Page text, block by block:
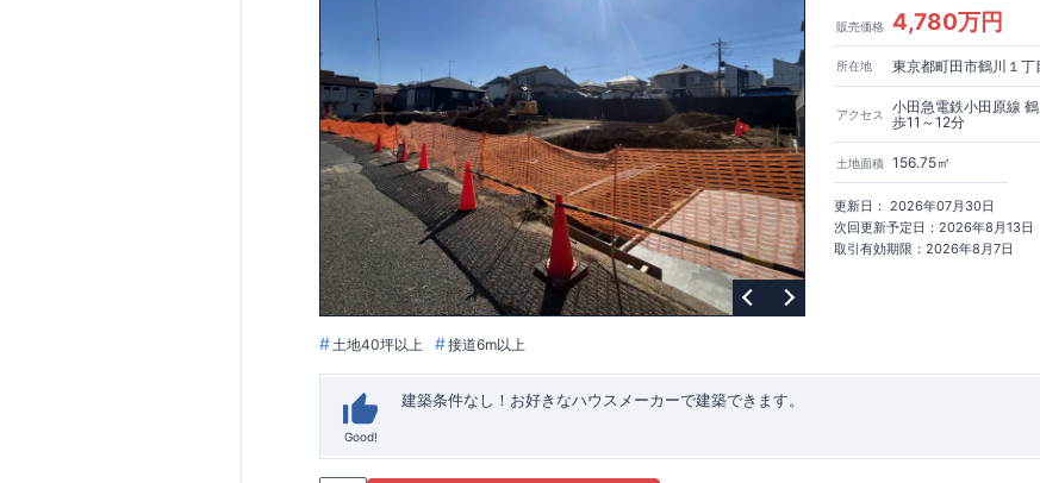
「設計」と「建設」のダブルで
性能を評価されています！図面を第三者機関へ提出します。外部評価委員が建設中に 3回、竣
回の現場検査が行われます。構造の安定、劣化の軽減、維持管理への配慮、温熱環
境・エネルギー消費量（断熱等性能）の必須4分野、空気環境で、最高等級取得！ ■耐震等
3
もっと詳しく 東栄住宅の建物は、国が定めた耐震最高等級
を取得。建築基準法に定
られた、｢数百年に一度発生する地震に対して、倒壊、崩壊しない｣という基準から、さらに
1.5倍の耐震力を達成しています。 ■耐風等級2 災害時の損傷の受けにくさを評価されていま
す。建築基準法に定められている暴風による力（500年に1 度）のさらに 1.2倍の暴風に対して
も損傷を生じないことで耐風最高等級2を取得しています。
栄住宅は土地の仕入れ、設計、施工、販売、メンテナンスまで、すべてのプロセスに携わっ
います。 ■アフターサポートもっと詳しく 快適に暮らすことができる住宅の品質を
期にわたり維持するには、定期的な点検を実施することが重要です。 最大 60年間の保証制度
がございます。もちろん、定期点検以外でも万一不具合が発生した際は対応いたします。
当社こだわりの空間アイディアを ショート動画で
ご紹介しています。ここをクリック
販売価格 4,780万円
所在地 東京都町田市鶴川１丁
アクセス
小田急電鉄小田原線
歩11～12分
土地面積 156.75㎡
更新日： 2026年07月30日
次回更新予定日：2026年8月13日
取引有効期限：2026年8月7日
土地40坪以上 接道6m以上
Good!
建築条件なし！​お好きなハウスメーカーで建築できます。